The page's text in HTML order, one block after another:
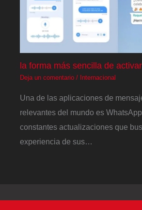
la forma más sencilla de
Deja un comentario / Internacional
Una de las aplicaciones de
relevantes del mundo es
constantes actualizaciones que
experiencia de sus…